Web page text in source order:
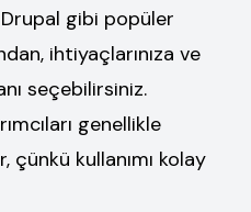
gibi popüler
ihtiyaçlarınıza ve
seçebilirsiniz.
genellikle
kullanımı kolay